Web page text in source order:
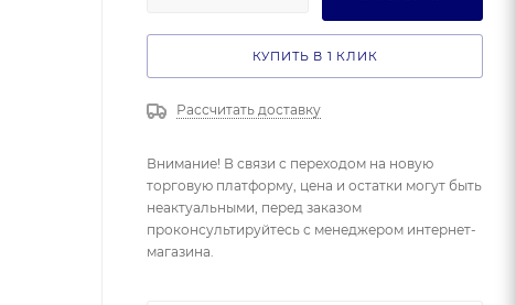
КУПИТЬ В 1 КЛИК
Рассчитать доставку
Внимание! В связи с переходом на новую
торговую платформу, цена и остатки могут быть
неактуальными, перед заказом
проконсультируйтесь с менеджером интернет-
магазина.